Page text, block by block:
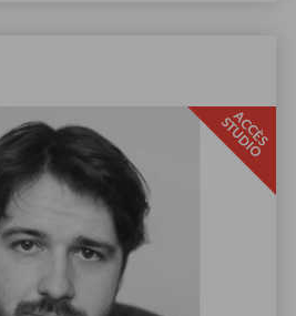
A
C
C
È
S
S
T
U
D
I
O